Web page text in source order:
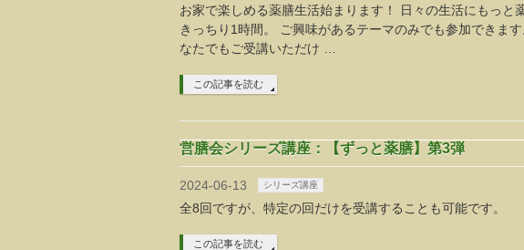
お家で楽しめる薬膳生活始まります！ 日々の生活にもっ
きっちり1時間。 ご興味があるテーマのみでも参加できま
なたでもご受講いただけ …
この記事を読む
営膳会シリーズ講座：【ずっと薬膳】第3弾
2024-06-13 シリーズ講座
全8回ですが、特定の回だけを受講することも可能です。
この記事を読む